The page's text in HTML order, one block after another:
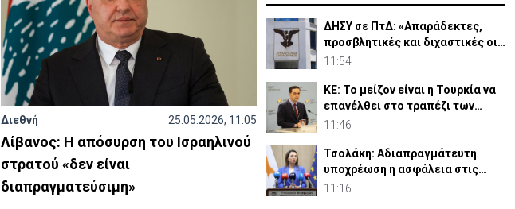
Διεθνή 25.05.2026, 11:05
Λίβανος: Η απόσυρση του Ισραηλινού
στρατού «δεν είναι
διαπραγματεύσιμη»
ΔΗΣΥ σε ΠτΔ: «Απαράδεκτες,
προσβλητικές και διχαστικές οι
αναφορές του»
11:54
ΚΕ: Το μείζον είναι η Τουρκία να
επανέλθει στο τραπέζι των
διαπραγματεύσεων
11:46
Τσολάκη: Αδιαπραγμάτευτη
υποχρέωση η ασφάλεια στις
μεταφορές
11:16